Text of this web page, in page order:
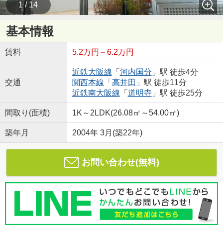
1 / 14
基本情報
賃料 5.2万円～6.2万円
交通
近鉄大阪線 「 河内国分 」駅 徒歩4分
関西本線 「 高井田 」駅 徒歩11分
近鉄南大阪線 「 道明寺」駅 徒歩25分
間取り(面積) 1K～2LDK(26.08㎡～54.00㎡)
築年月 2004年 3月(築22年)
お問い合わせ(無料)